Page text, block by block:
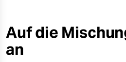
öko
gesellschaft
Auf die
an